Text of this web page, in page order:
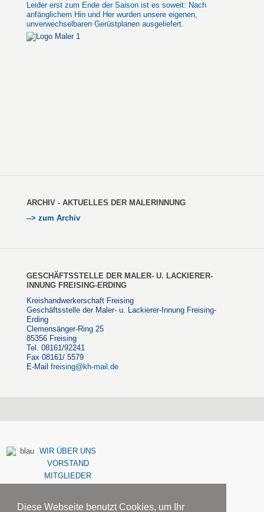
Diese Webseite benutzt Cookies, um Ihr
Leider erst zum Ende der Saison ist es soweit: Nach
anfänglichem Hin und Her wurden unsere eigenen,
unverwechselbaren Gerüstplanen ausgeliefert.
ARCHIV - AKTUELLES DER MALERINNUNG
--> zum Archiv
GESCHÄFTSSTELLE DER MALER- U. LACKIERER-
INNUNG FREISING-ERDING
Kreishandwerkerschaft Freising
Geschäftsstelle der Maler- u. Lackierer-Innung Freising-
Erding
Clemensänger-Ring 25
85356 Freising
Tel. 08161/92241
Fax 08161/ 5579
E-Mail freising@kh-mail.de
WIR ÜBER UNS
VORSTAND
MITGLIEDER